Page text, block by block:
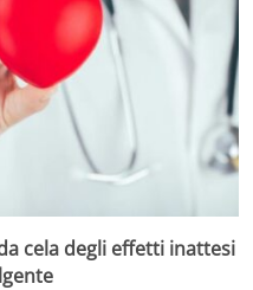
cela degli effetti inattesi